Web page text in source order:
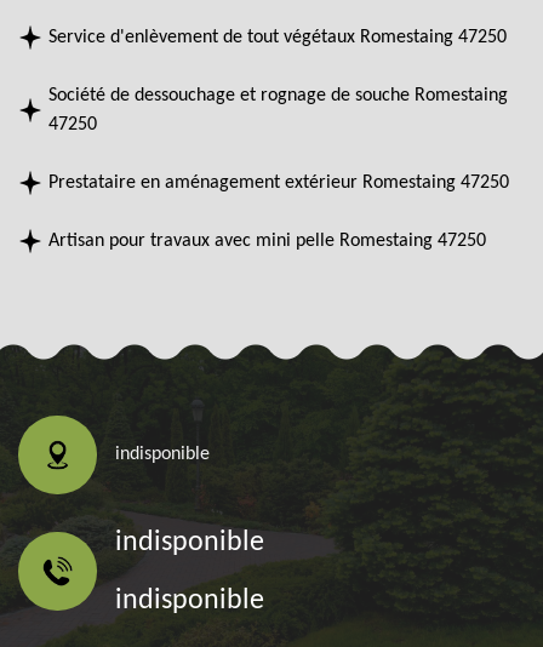
Service d'enlèvement de tout végétaux Romestaing 47250
Société de dessouchage et rognage de souche Romestaing
47250
Prestataire en aménagement extérieur Romestaing 47250
Artisan pour travaux avec mini pelle Romestaing 47250
indisponible
indisponible
indisponible